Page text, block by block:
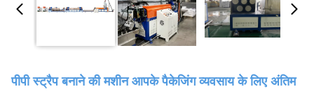
पीपी स्ट्रैप बनाने की मशीन आपके पैकेजिंग व्यवसाय के लिए अंतिम